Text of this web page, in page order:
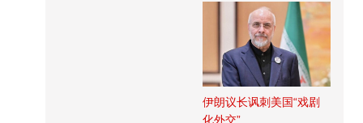
伊朗议长讽刺美国“戏剧
化外交”